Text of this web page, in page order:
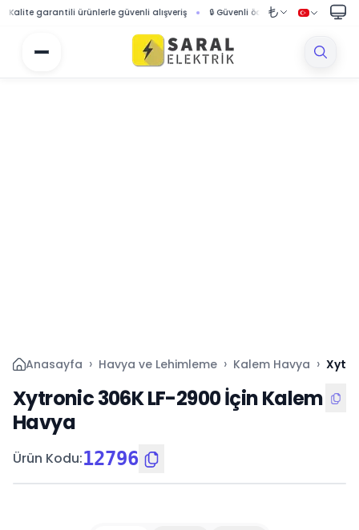
garantili ürünlerle güvenli alışveriş 🔒 Güvenli ödeme sistemi ile korumalı
Anasayfa › Havya ve Lehimleme › Kalem Havya ›
Xytronic 306K LF-2900 İçin Kalem
Havya
Ürün Kodu:12796